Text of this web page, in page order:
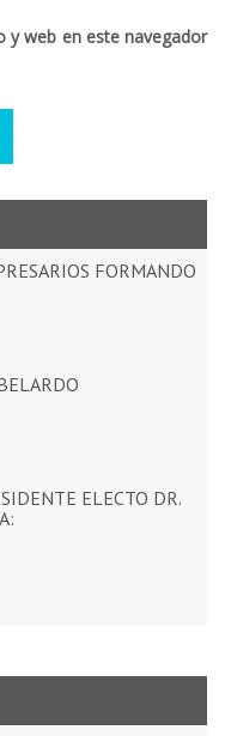
y web en este navegador
FORMANDO
ELECTO DR.